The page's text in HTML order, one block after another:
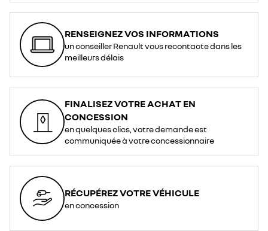
RENSEIGNEZ VOS INFORMATIONS
un conseiller Renault vous recontacte dans les
meilleurs délais
FINALISEZ VOTRE ACHAT EN
CONCESSION
en quelques clics, votre demande est
communiquée à votre concessionnaire
RÉCUPÉREZ VOTRE VÉHICULE
en concession